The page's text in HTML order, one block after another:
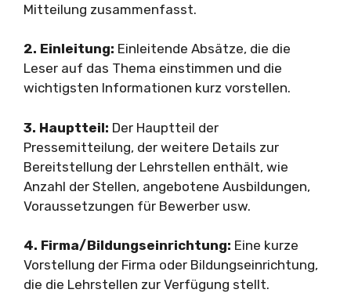
Mitteilung zusammenfasst.
2. Einleitung: Einleitende Absätze, die die
Leser auf das Thema einstimmen und die
wichtigsten Informationen kurz vorstellen.
3. Hauptteil: Der Hauptteil der
Pressemitteilung, der weitere Details zur
Bereitstellung der Lehrstellen enthält, wie
Anzahl der Stellen, angebotene Ausbildungen,
Voraussetzungen für Bewerber usw.
4. Firma/Bildungseinrichtung: Eine kurze
Vorstellung der Firma oder Bildungseinrichtung,
die die Lehrstellen zur Verfügung stellt.